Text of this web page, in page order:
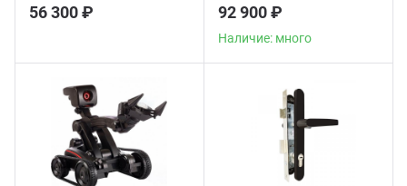
56 300 ₽ 92 900 ₽
Наличие: много